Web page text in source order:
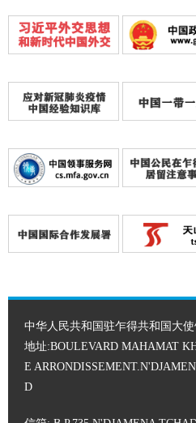
中华人民共和国驻乍得共和国大
地址:BOULEVARD MAHAMAT
E
D